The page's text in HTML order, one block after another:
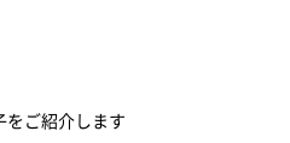
をご紹介します